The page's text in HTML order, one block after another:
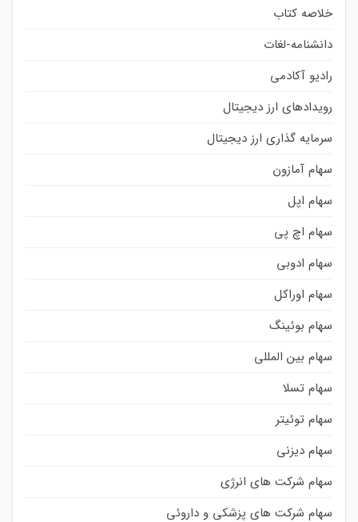
خلاصه کتاب
دانشنامه-لغات
رادیو آکادمی
رویدادهای ارز دیجیتال
سرمایه گذاری ارز دیجیتال
سهام آمازون
سهام اپل
سهام اچ پی
سهام ادوبی
سهام اوراکل
سهام بوئینگ
سهام بین المللی
سهام تسلا
سهام توئیتر
سهام دیزنی
سهام شرکت های انرژی
سهام شرکت های پزشکی و داروئی